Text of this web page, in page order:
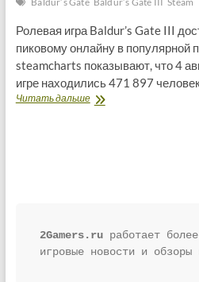
Ролевая игра Baldur’s Gate III
пиковому онлайну в
steamcharts показывают, что 4
игре находились 471 897
Читать дальшеBaldur’s
2Gamers.ru работает
игровые новости и обзоры